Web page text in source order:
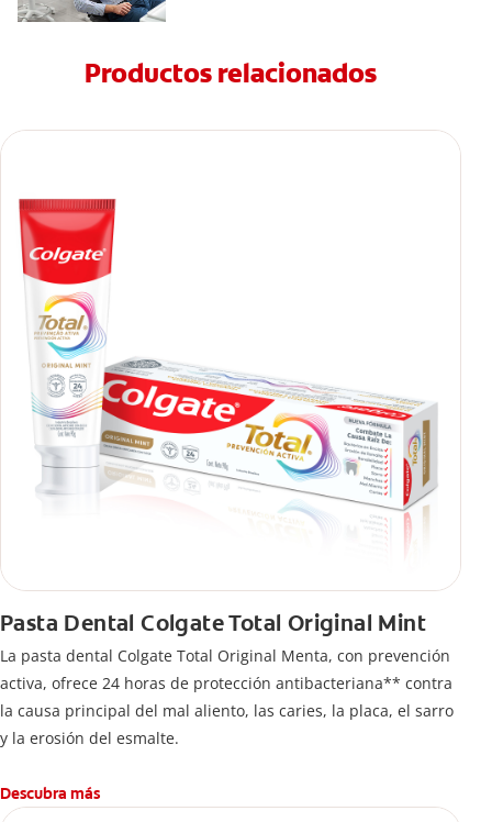
Productos relacionados
Pasta Dental Colgate Total Original Mint
La pasta dental Colgate Total Original Menta, con prevención
activa, ofrece 24 horas de protección antibacteriana** contra
la causa principal del mal aliento, las caries, la placa, el sarro
y la erosión del esmalte.
Descubra más